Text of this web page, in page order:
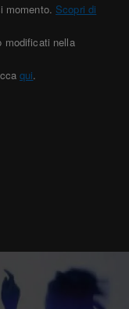
momento. Scopri di
modificati nella
qui.